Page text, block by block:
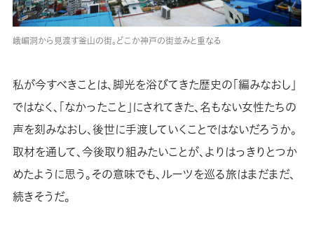
峨嵋洞から見渡す釜山の街。どこか神戸の街並みと重なる
私が今すべきことは、脚光を浴びてきた歴史の「編みなおし」
ではなく、「なかったこと」にされてきた、名もない女性たちの
声を刻みなおし、後世に手渡していくことではないだろうか。
取材を通して、今後取り組みたいことが、よりはっきりとつか
めたように思う。その意味でも、ルーツを巡る旅はまだまだ、
続きそうだ。